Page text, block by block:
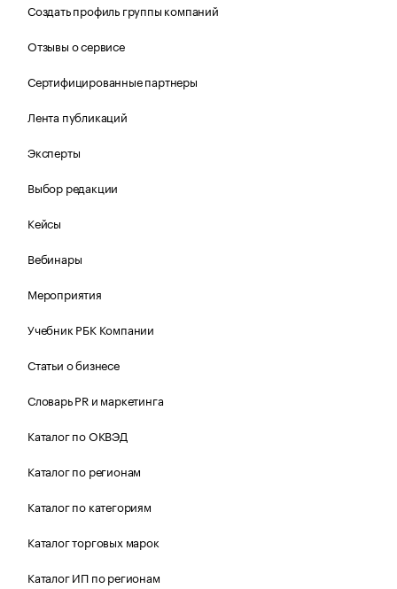
Создать профиль группы компаний
Отзывы о сервисе
Сертифицированные партнеры
Лента публикаций
Эксперты
Выбор редакции
Кейсы
Вебинары
Мероприятия
Учебник РБК Компании
Статьи о бизнесе
Словарь PR и маркетинга
Каталог по ОКВЭД
Каталог по регионам
Каталог по категориям
Каталог торговых марок
Каталог ИП по регионам